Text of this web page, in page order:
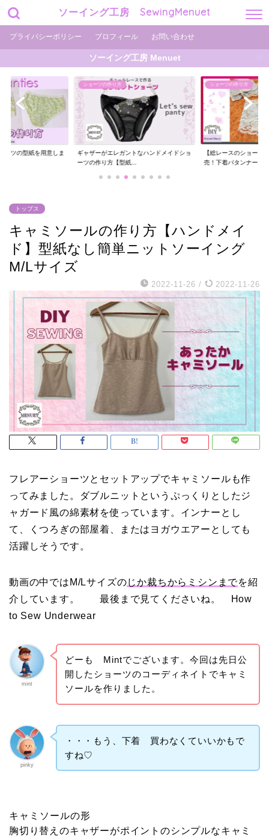
ソーイング工房 SewingMenuet
プライバシーポリシー プロフィール お問い合わせ
ソーイング工房 Menuet
ーツの型紙を用意しま
ショーツの作り方
ギャザーがエレガントなハンドメイドショ
ーツの作り方【型紙...
ショーツの作り方
【総レースのショーツ
売！下着パタンナー...
トップス
キャミソールの作り方【ハンドメイ
ド】型紙なし簡単ニットソーイング
M/Lサイズ
2022-11-26 / 2022-11-26
フレアーショーツとセットアップでキャミソールも作
ってみました。ダブルニットというぷっくりとしたジ
ャガード風の綿素材を使っています。インナーとし
て、くつろぎの部屋着、またはヨガウエアーとしても
活躍しそうです。
動画の中ではM/Lサイズのじか裁ちからミシンまでを紹
介しています。 最後まで見てくださいね。 How
to Sew Underwear
mint
どーも Mintでございます。今回は先日公
開したショーツのコーディネイトでキャミ
ソールを作りました。
pinky
・・・もう、下着 買わなくていいかもで
すね♡
キャミソールの形
胸切り替えのキャザーがポイントのシンプルなキャミ